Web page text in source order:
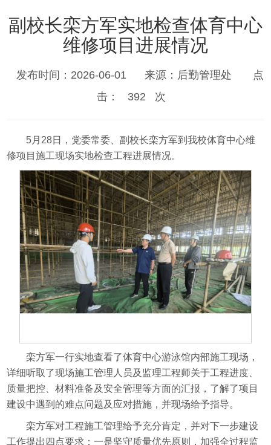
副校长栾方军实地检查体育中心
维修项目进展情况
发布时间：2026-06-01 来源：后勤管理处
点
击：
392 次
5月28日，党委常委、副校长栾方军到我校体育中心维
修项目施工现场实地检查工程进展情况。
栾方军一行实地查看了体育中心游泳馆内部施工现场，
详细听取了现场施工管理人员及监理工程师关于工程进度、
质量把控、材料准备及安全管理等方面的汇报，了解了项目
建设中遇到的难点问题及应对措施，并现场给予指导。
栾方军对工程施工管理给予充分肯定，并对下一步建设
工作提出四点要求：一是坚守质量优先原则，加强全过程监